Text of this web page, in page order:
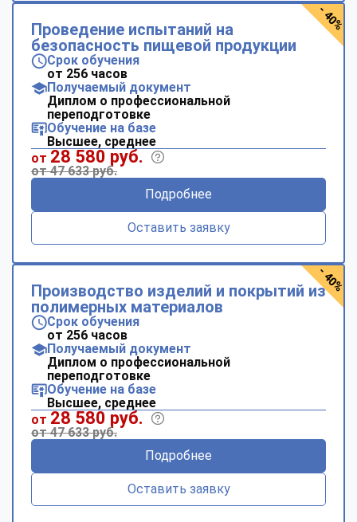
Проведение испытаний на
безопасность пищевой продукции
Срок обучения
от 256 часов
Получаемый документ
Диплом о профессиональной
переподготовке
Обучение на базе
Высшее, среднее
от 28 580 руб.
от 47 633 руб.
Подробнее
Оставить заявку
- 40%
Производство изделий и покрытий из
полимерных материалов
Срок обучения
от 256 часов
Получаемый документ
Диплом о профессиональной
переподготовке
Обучение на базе
Высшее, среднее
от 28 580 руб.
от 47 633 руб.
Подробнее
Оставить заявку
- 40%